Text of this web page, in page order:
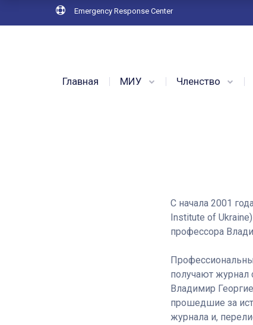
Emergency Response Center
Главная МИУ Членство
С начала 2001
Institute of
профессора
получают журнал
Владимир
прошедшие за
журнала и,